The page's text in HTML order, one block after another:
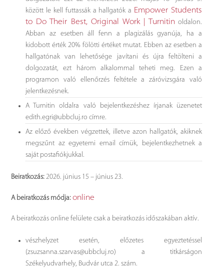
között le kell futtassák a hallgatók a Empower Students
to Do Their Best, Original Work | Turnitinoldalon.
Abban az esetben áll fenn a plagizálás gyanúja, ha a
kidobott érték 20% fölötti értéket mutat. Ebben az esetben a
hallgatónak van lehetősége javítani és újra feltölteni a
dolgozatát, ezt három alkalommal teheti meg. Ezen a
programon való ellenőrzés feltétele a záróvizsgára való
jelentkezésnek.
A Turnitin oldalra való bejelentkezéshez írjanak üzenetet
edith.egri@ubbcluj.ro címre.
Az előző években végzettek, illetve azon hallgatók, akiknek
megszűnt az egyetemi email címük, bejelentkezhetnek a
saját postafiókjukkal.
Beiratkozás: 2026. június 15 – június 23.
A beiratkozás módja:online
A beiratkozás online felülete csak a beiratkozás időszakában aktív.
vészhelyzet esetén, előzetes egyeztetéssel
(zsuzsanna.szarvas@ubbcluj.ro) a titkárságon
Székelyudvarhely, Budvár utca 2. szám.